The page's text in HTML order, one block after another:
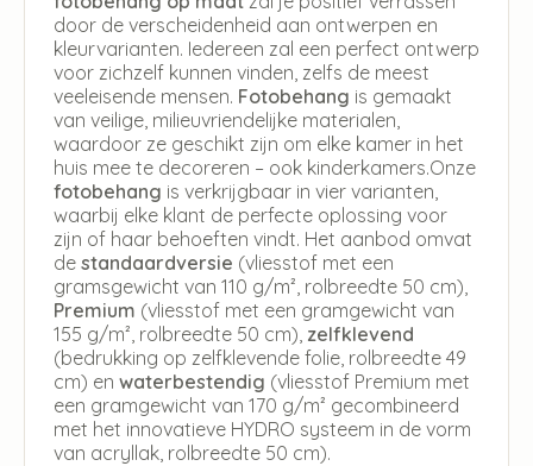
door de verscheidenheid aan ontwerpen en
kleurvarianten. Iedereen zal een perfect ontwerp
voor zichzelf kunnen vinden, zelfs de meest
veeleisende mensen. Fotobehang is gemaakt
van veilige, milieuvriendelijke materialen,
waardoor ze geschikt zijn om elke kamer in het
huis mee te decoreren – ook kinderkamers.Onze
fotobehang is verkrijgbaar in vier varianten,
waarbij elke klant de perfecte oplossing voor
zijn of haar behoeften vindt. Het aanbod omvat
de standaardversie (vliesstof met een
gramsgewicht van 110 g/m², rolbreedte 50 cm),
Premium (vliesstof met een gramgewicht van
155 g/m², rolbreedte 50 cm), zelfklevend
(bedrukking op zelfklevende folie, rolbreedte 49
cm) en waterbestendig (vliesstof Premium met
een gramgewicht van 170 g/m² gecombineerd
met het innovatieve HYDRO systeem in de vorm
van acryllak, rolbreedte 50 cm).